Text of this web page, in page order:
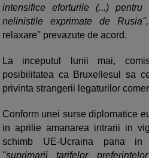
intensifice eforturile (...)
nelinistile exprimate de Rusia'',
relaxare'' prevazute de acord.
La inceputul lunii mai,
posibilitatea ca Bruxellesul sa
privinta strangerii legaturilor
Conform unei surse diplomatice
in aprilie amanarea intrarii in
schimb UE-Ucraina pana in
''suprimarii tarifelor